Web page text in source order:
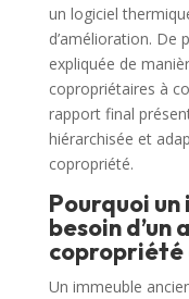
un logiciel
d’amélioration. De
expliquée de
copropriétaires à
rapport final
hiérarchisée et
copropriété.
Pourquoi
besoin
copropriété
Un immeuble